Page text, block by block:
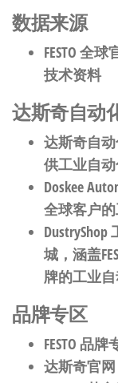
数据来源
FESTO 全球
技术资料
达斯奇自动
达斯奇自
供工业自
Doskee
全球客户
城，涵盖
牌的工业
品牌专区
FESTO 品牌
达斯奇官网